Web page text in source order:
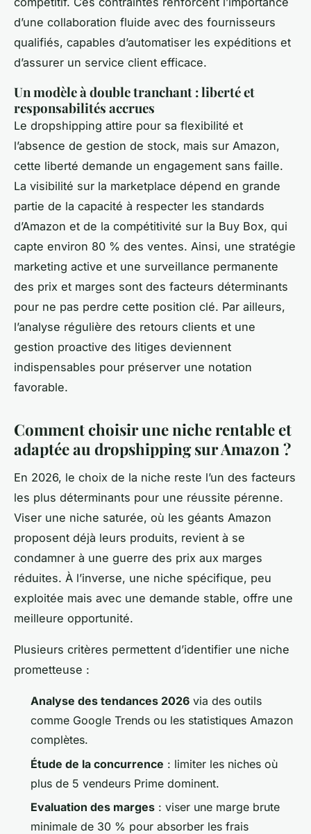
d’une collaboration fluide avec des fournisseurs
qualifiés, capables d’automatiser les expéditions et
d’assurer un service client efficace.
Un modèle à double tranchant : liberté et
responsabilités accrues
Le dropshipping attire pour sa flexibilité et
l’absence de gestion de stock, mais sur Amazon,
cette liberté demande un engagement sans faille.
La visibilité sur la marketplace dépend en grande
partie de la capacité à respecter les standards
d’Amazon et de la compétitivité sur la Buy Box, qui
capte environ 80 % des ventes. Ainsi, une stratégie
marketing active et une surveillance permanente
des prix et marges sont des facteurs déterminants
pour ne pas perdre cette position clé. Par ailleurs,
l’analyse régulière des retours clients et une
gestion proactive des litiges deviennent
indispensables pour préserver une notation
favorable.
Comment choisir une niche rentable et
adaptée au dropshipping sur Amazon ?
En 2026, le choix de la niche reste l’un des facteurs
les plus déterminants pour une réussite pérenne.
Viser une niche saturée, où les géants Amazon
proposent déjà leurs produits, revient à se
condamner à une guerre des prix aux marges
réduites. À l’inverse, une niche spécifique, peu
exploitée mais avec une demande stable, offre une
meilleure opportunité.
Plusieurs critères permettent d’identifier une niche
prometteuse :
Analyse des tendances 2026 via des outils
comme Google Trends ou les statistiques Amazon
complètes.
Étude de la concurrence : limiter les niches où
plus de 5 vendeurs Prime dominent.
Evaluation des marges : viser une marge brute
minimale de 30 % pour absorber les frais